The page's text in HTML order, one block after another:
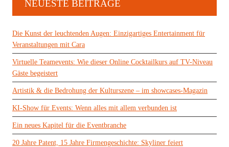
NEUESTE BEITRÄGE
Die Kunst der leuchtenden Augen: Einzigartiges Entertainment für
Veranstaltungen mit Cara
Virtuelle Teamevents: Wie dieser Online Cocktailkurs auf TV-Niveau
Gäste begeistert
Artistik & die Bedrohung der Kulturszene – im showcases-Magazin
KI-Show für Events: Wenn alles mit allem verbunden ist
Ein neues Kapitel für die Eventbranche
20 Jahre Patent, 15 Jahre Firmengeschichte: Skyliner feiert